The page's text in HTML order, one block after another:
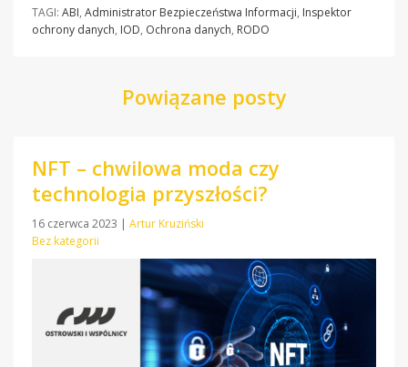
TAGI: ABI, Administrator Bezpieczeństwa Informacji, Inspektor
ochrony danych, IOD, Ochrona danych, RODO
Powiązane posty
NFT – chwilowa moda czy
technologia przyszłości?
16 czerwca 2023 | Artur Kruziński
Bez kategorii